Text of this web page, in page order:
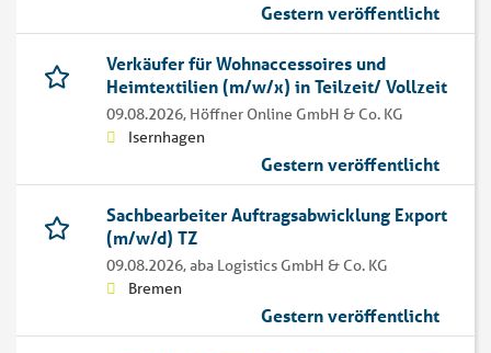
Gestern veröffentlicht
Verkäufer für Wohnaccessoires und
Heimtextilien (m/w/x) in Teilzeit/ Vollzeit
09.08.2026, Höffner Online GmbH & Co. KG
Isernhagen
Gestern veröffentlicht
Sachbearbeiter Auftragsabwicklung Export
(m/w/d) TZ
09.08.2026,aba Logistics GmbH & Co. KG
Bremen
Gestern veröffentlicht